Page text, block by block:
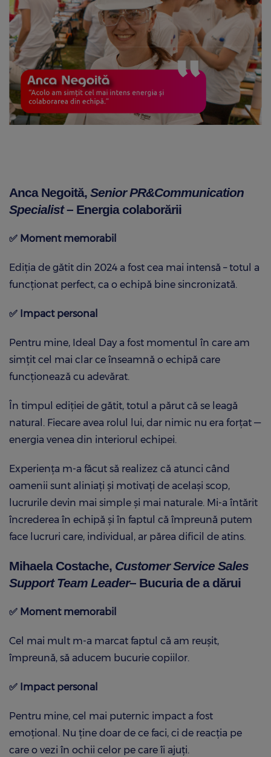
Anca Negoită, Senior PR&Communication
Specialist– Energia colaborării
✅ Moment memorabil
Ediția de gătit din 2024 a fost cea mai intensă – totul a
funcționat perfect, ca o echipă bine sincronizată.
✅ Impact personal
Pentru mine, Ideal Day a fost momentul în care am
simțit cel mai clar ce înseamnă o echipă care
funcționează cu adevărat.
În timpul ediției de gătit, totul a părut că se leagă
natural. Fiecare avea rolul lui, dar nimic nu era forțat —
energia venea din interiorul echipei.
Experiența m-a făcut să realizez că atunci când
oamenii sunt aliniați și motivați de același scop,
lucrurile devin mai simple și mai naturale. Mi-a întărit
încrederea în echipă și în faptul că împreună putem
face lucruri care, individual, ar părea dificil de atins.
Mihaela Costache, Customer Service Sales
Support Team Leader– Bucuria de a dărui
✅ Moment memorabil
Cel mai mult m-a marcat faptul că am reușit,
împreună, să aducem bucurie copiilor.
✅ Impact personal
Pentru mine, cel mai puternic impact a fost
emoțional. Nu ține doar de ce faci, ci de reacția pe
care o vezi în ochii celor pe care îi ajuți.